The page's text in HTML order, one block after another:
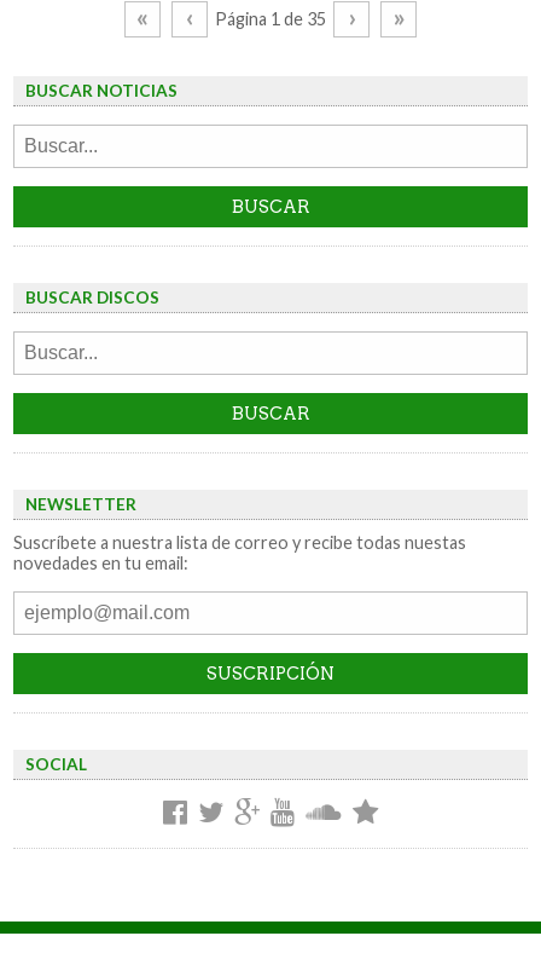
« ‹ Página 1 de 35 › »
BUSCAR NOTICIAS
BUSCAR DISCOS
NEWSLETTER
Suscríbete a nuestra lista de correo y recibe todas nuestas
novedades en tu email:
SOCIAL